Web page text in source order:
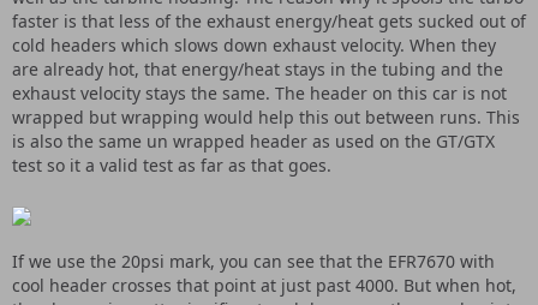
faster is that less of the exhaust energy/heat gets sucked out of
cold headers which slows down exhaust velocity. When they
are already hot, that energy/heat stays in the tubing and the
exhaust velocity stays the same. The header on this car is not
wrapped but wrapping would help this out between runs. This
is also the same un wrapped header as used on the GT/GTX
test so it a valid test as far as that goes.
If we use the 20psi mark, you can see that the EFR7670 with
cool header crosses that point at just past 4000. But when hot,